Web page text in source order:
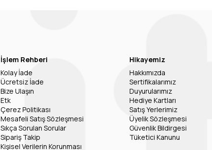
İşlem Rehberi
Kolay İade
Ücretsiz İade
Bize Ulaşın
Etk
Çerez Politikası
Mesafeli Satış Sözleşmesi
Sıkça Sorulan Sorular
Sipariş Takip
Kişisel Verilerin Korunması
Hikayemiz
Hakkımızda
Sertifikalarımız
Duyurularımız
Hediye Kartları
Satış Yerlerimiz
Üyelik Sözleşmesi
Güvenlik Bildirgesi
Tüketici Kanunu